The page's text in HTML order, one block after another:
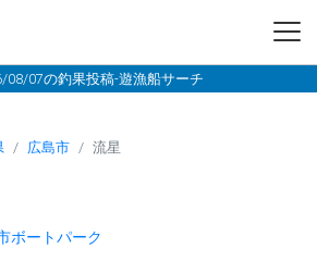
08/07の釣果投稿-遊漁船サーチ
広島市 流星
ボートパーク